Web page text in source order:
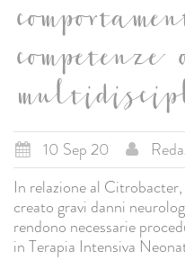
competenze
10 Sep 20
In relazione al
creato gravi danni
rendono necessarie
in Terapia Intensiva